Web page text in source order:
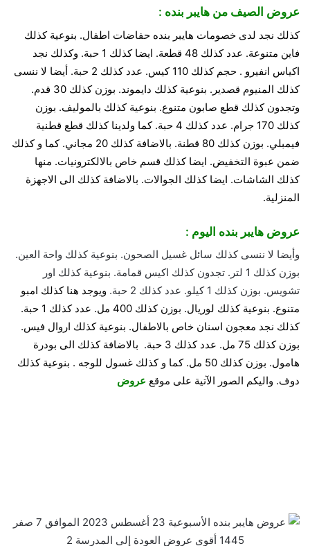
عروض الصيف من هايبر بنده :
كذلك نجد لدى خصومات هايبر بنده حفاضات اطفال. بنوعية كذلك
فاين متنوعة. عدد كذلك 48 قطعة. ايضا كذلك 1 حبة. وكذلك نجد
اكياس انفيرو . حجم كذلك 110 كيس. عدد كذلك 2 حبة. أيضا لا ننسى
كذلك المنيوم قصدير. بنوعية كذلك دايموند. بوزن كذلك 30 قدم.
وتجدون كذلك قطع صابون متنوع. بنوعية كذلك بالموليف. بوزن
كذلك 170 جرام. عدد كذلك 4 حبة. كما ولدينا كذلك قطع قطنية
فيمبلي. بوزن كذلك 80 قطنة. بالاضافة كذلك 20 مجاني. كما و كذلك
ضمن عبوة التخفيض. ايضا كذلك قسم خاص بالالكترونيات. منها
كذلك الشاشات. ايضا كذلك الجوالات. بالاضافة كذلك الى الاجهزة
المنزلية.
عروض هايبر بنده اليوم :
وأيضا لا ننسى كذلك سائل غسيل الصحون. بنوعية كذلك واحة العين.
بوزن كذلك 1 لتر. تجدون كذلك اكيس قمامة. بنوعية كذلك اور
تشويس. بوزن كذلك 1 كيلو. عدد كذلك 2 حبة.
ويوجد هنا كذلك امبو
متنوع. بنوعية كذلك لوريال. بوزن كذلك 400 مل. عدد كذلك 1 حبة.
كذلك نجد معجون اسنان خاص بالاطفال. بنوعية كذلك اروال فيس.
بوزن كذلك 75 مل. عدد كذلك 3 حبة. بالاضافة كذلك الى بودرة
هامول. بوزن كذلك 50 مل. كما و كذلك غسول للوجه . بنوعية كذلك
دوف. واليكم الصور الآتية على موقع عروض